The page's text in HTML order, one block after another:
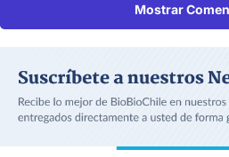
Mostrar